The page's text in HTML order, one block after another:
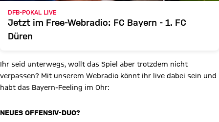
DFB-POKAL LIVE
Jetzt im Free-Webradio: FC Bayern - 1. FC
Düren
Ihr seid unterwegs, wollt das Spiel aber trotzdem nicht
verpassen? Mit unserem Webradio könnt ihr live dabei sein und
habt das Bayern-Feeling im Ohr:
NEUES OFFENSIV-DUO?